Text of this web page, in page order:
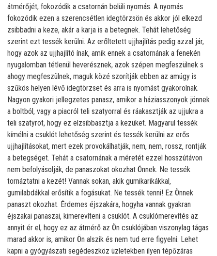
átmérőjét, fokozódik a csatornán belüli nyomás. A nyomás
fokozódik ezen a szerencsétlen idegtörzsön és akkor jól elkezd
zsibbadni a keze, akár a karja is a betegnek. Tehát lehetőség
szerint ezt tessék kerülni. Az erőltetett ujjhajlítás pedig azzal jár,
hogy azok az ujjhajlító ínak, amik ennek a csatornának a fenekén
nyugalomban tétlenül heverésznek, azok szépen megfeszülnek s
ahogy megfeszülnek, maguk közé szorítják ebben az amúgy is
szűkös helyen lévő idegtörzset és arra is nyomást gyakorolnak.
Nagyon gyakori jellegzetes panasz, amikor a háziasszonyok jönnek
a boltból, vagy a piacról teli szatyorral és ráakasztják az ujjukra a
teli szatyrot, hogy ez elzsibbasztja a kezüket. Magyarul tessék
kímélni a csuklót lehetőség szerint és tessék kerülni az erős
ujjhajlításokat, mert ezek provokálhatják, nem, nem, rossz, rontják
a betegséget. Tehát a csatornának a méretét ezzel hosszútávon
nem befolyásolják, de panaszokat okozhat Önnek. Ne tessék
tornáztatni a kezét! Vannak sokan, akik gumikarikákkal,
gumilabdákkal erősítik a fogásukat. Ne tessék tenni! Ez Önnek
panaszt okozhat. Érdemes éjszakára, hogyha vannak gyakran
éjszakai panaszai, kimerevíteni a csuklót. A csuklómerevítés az
annyit ér el, hogy ez az átmérő az Ön csuklójában viszonylag tágas
marad akkor is, amikor Ön alszik és nem tud erre figyelni. Lehet
kapni a gyógyászati segédeszköz üzletekben ilyen tépőzáras